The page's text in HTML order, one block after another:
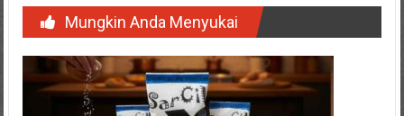
Mungkin Anda Menyukai